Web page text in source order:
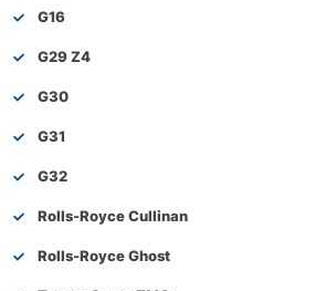
G16
G29 Z4
G30
G31
G32
Rolls-Royce Cullinan
Rolls-Royce Ghost